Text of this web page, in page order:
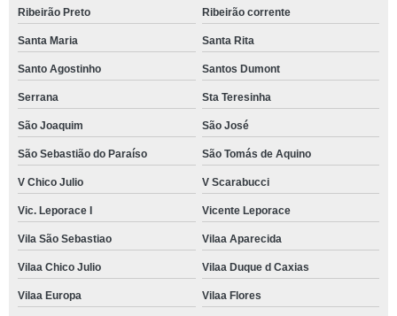
Ribeirão Preto Ribeirão corrente
Santa Maria Santa Rita
Santo Agostinho Santos Dumont
Serrana Sta Teresinha
São Joaquim São José
São Sebastião do Paraíso São Tomás de Aquino
V Chico Julio V Scarabucci
Vic. Leporace I Vicente Leporace
Vila São Sebastiao Vilaa Aparecida
Vilaa Chico Julio Vilaa Duque d Caxias
Vilaa Europa Vilaa Flores